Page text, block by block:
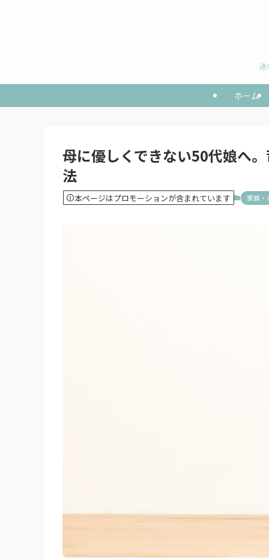
迷
ホーム
母に優しくできない50代娘へ
法
本ページはプロモーションが含まれています 家族・